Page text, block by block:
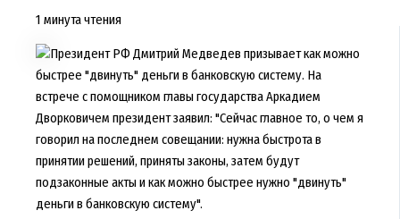
1 минута чтения
Президент РФ Дмитрий Медведев призывает как можно
быстрее "двинуть" деньги в банковскую систему. На
встрече с помощником главы государства Аркадием
Дворковичем президент заявил: "Сейчас главное то, о чем я
говорил на последнем совещании: нужна быстрота в
принятии решений, приняты законы, затем будут
подзаконные акты и как можно быстрее нужно "двинуть"
деньги в банковскую систему".